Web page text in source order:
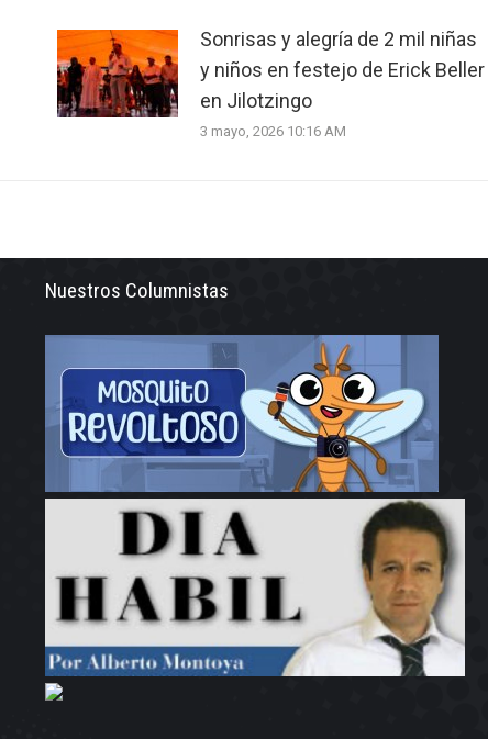
Sonrisas y alegría de 2 mil niñas
y niños en festejo de Erick Beller
en Jilotzingo
3 mayo, 2026 10:16 AM
Nuestros Columnistas